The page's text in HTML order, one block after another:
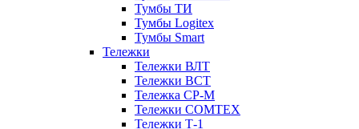
Тумбы ТИ
Тумбы Logitex
Тумбы Smart
Тележки
Тележки ВЛТ
Тележки ВСТ
Тележка СР-М
Тележки COMTEX
Тележки Т-1